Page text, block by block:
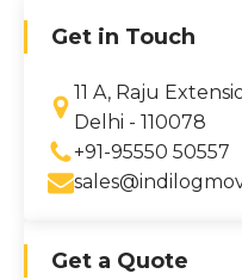
Get in Touch
11 A, Raju
Delhi - 110078
+91-95550 50557
Get a Quote